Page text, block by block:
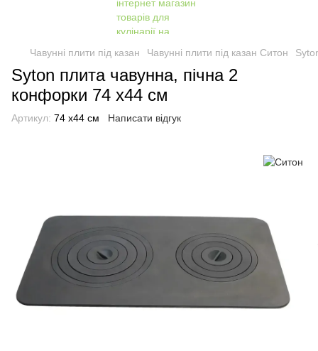
Чавунні плити під казан Чавунні плити під казан Ситон
Syton плита чавунна, пічна 2
конфорки 74 х44 см
Артикул: 74 х44 см Написати відгук